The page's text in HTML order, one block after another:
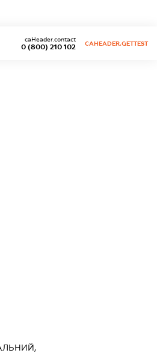
0 (800) 210 102
caHeader.contact
CAHEADER.GETTEST